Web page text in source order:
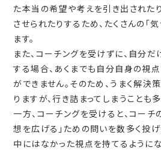
た本当の希望や考えを引き出された
させられたりするため、たくさんの「
ます。
また、コーチングを受けずに、自分
する場合、あくまでも自分自身の視
ができません。そのため、うまく解決
りますが、行き詰まってしまうことも多
一方、コーチングを受けると、コーチ
想を広げる」ための問いを数多く投
中にはなかった視点を持てるように